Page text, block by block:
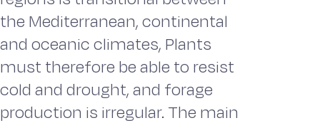
the Mediterranean, continental
and oceanic climates, Plants
must therefore be able to resist
cold and drought, and forage
production is irregular. The main